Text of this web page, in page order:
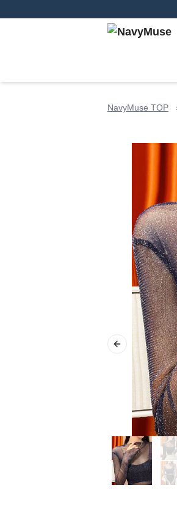
NavyMuse TOP
Previous slide